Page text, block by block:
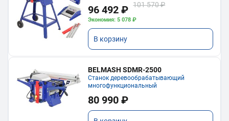
96 492 ₽ 101 570 ₽
Экономия: 5 078 ₽
В корзину
BELMASH SDMR-2500
Станок деревообрабатывающий
многофункциональный
80 990 ₽